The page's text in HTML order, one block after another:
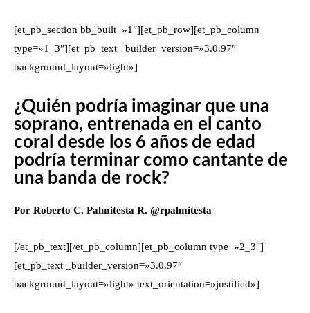
[et_pb_section bb_built=»1″][et_pb_row][et_pb_column
type=»1_3″][et_pb_text _builder_version=»3.0.97″
background_layout=»light»]
¿Quién podría imaginar que una
soprano, entrenada en el canto
coral desde los 6 años de edad
podría terminar como cantante de
una banda de rock?
Por Roberto C. Palmitesta R. @rpalmitesta
[/et_pb_text][/et_pb_column][et_pb_column type=»2_3″]
[et_pb_text _builder_version=»3.0.97″
background_layout=»light» text_orientation=»justified»]